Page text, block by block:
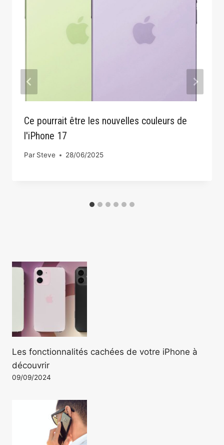
Ce pourrait être les nouvelles couleurs de
l'iPhone 17
Par Steve 28/06/2025
Les fonctionnalités cachées de votre iPhone à
découvrir
09/09/2024